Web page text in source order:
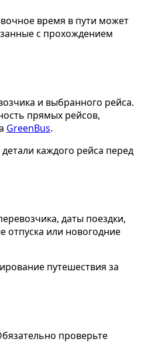
время в пути может
с прохождением
и выбранного рейса.
прямых рейсов,
GreenBus.
каждого рейса перед
даты поездки,
отпуска или новогодние
путешествия за
проверьте